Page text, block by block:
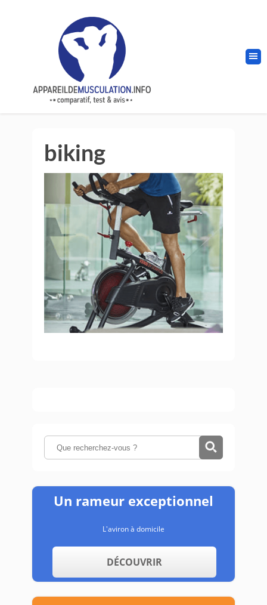
biking
Un rameur exceptionnel
L'aviron à domicile
DÉCOUVRIR